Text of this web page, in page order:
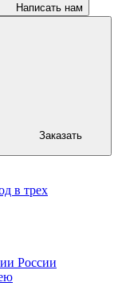
Написать нам
Заказать
в трех
России